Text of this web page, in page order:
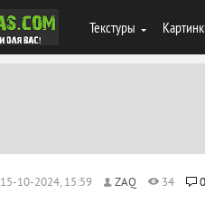
Текстуры
15-10-2024, 15:59 ZAQ 34 0